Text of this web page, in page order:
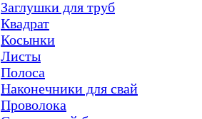
Заглушки для труб
Квадрат
Косынки
Листы
Полоса
Наконечники для свай
Проволока